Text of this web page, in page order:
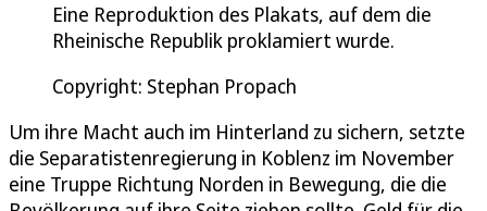
Eine Reproduktion des Plakats, auf dem die
Rheinische Republik proklamiert wurde.
Copyright: Stephan Propach
Um ihre Macht auch im Hinterland zu sichern, setzte
die Separatistenregierung in Koblenz im November
eine Truppe Richtung Norden in Bewegung, die die